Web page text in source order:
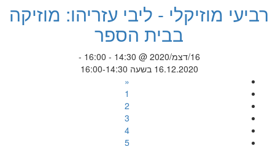
רביעי מוזיקלי - ליבי עזריהו: מוזיקה
בבית הספר
16/דצמ/2020 @ 14:30 - 16:00 -
16.12.2020 בשעה 16:00-14:30
«
1
2
3
4
5